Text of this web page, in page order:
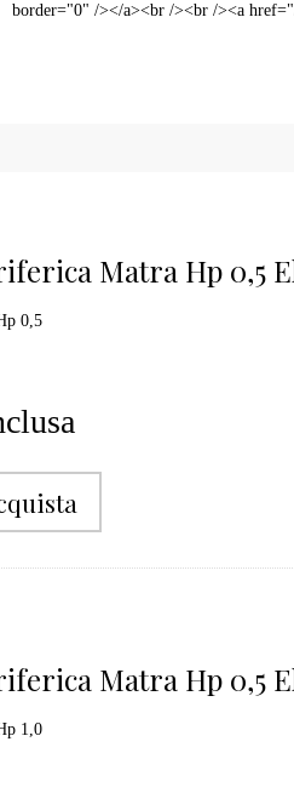
border="0" /></a><br /><br /><a
Matra Hp 0,5
0,5
Matra Hp 0,5
1,0